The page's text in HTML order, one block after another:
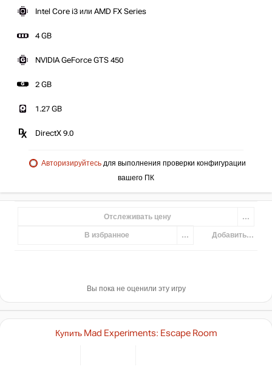
Intel Core i3 или AMD FX Series
4 GB
NVIDIA GeForce GTS 450
2 GB
1.27 GB
DirectX 9.0
Авторизируйтесь для выполнения проверки конфигурации
вашего ПК
Отслеживать цену ...
В избранное ... Добавить...
Вы пока не оценили эту игру
Купить Mad Experiments: Escape Room